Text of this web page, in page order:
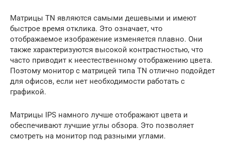
Матрицы TN являются самыми дешевыми и имеют
быстрое время отклика. Это означает, что
отображаемое изображение изменяется плавно. Они
также характеризуются высокой контрастностью, что
часто приводит к неестественному отображению цвета.
Поэтому монитор с матрицей типа TN отлично подойдет
для офисов, если нет необходимости работать с
графикой.
Матрицы IPS намного лучше отображают цвета и
обеспечивают лучшие углы обзора. Это позволяет
смотреть на монитор под разными углами.